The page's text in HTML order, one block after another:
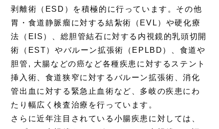
剥離術（ESD）を積極的に行っています。その他
胃・食道静脈瘤に対する結紮術（EVL）や硬化療
法（EIS）、総胆管結石に対する内視鏡的乳頭切開
術（EST）やバルーン拡張術（EPLBD）、食道や
胆管, 大腸などの癌など各種疾患に対するステント
挿入術、食道狭窄に対するバルーン拡張術、消化
管出血に対する緊急止血術など、多岐の疾患にわ
たり幅広く検査治療を行っています。
さらに近年注目されている小腸疾患に対しては、